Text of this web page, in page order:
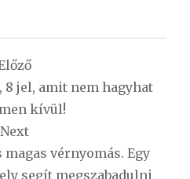
8 jel, amit nem hagyhat
kívül!
Next
vérnyomás. Egy
segít megszabadulni